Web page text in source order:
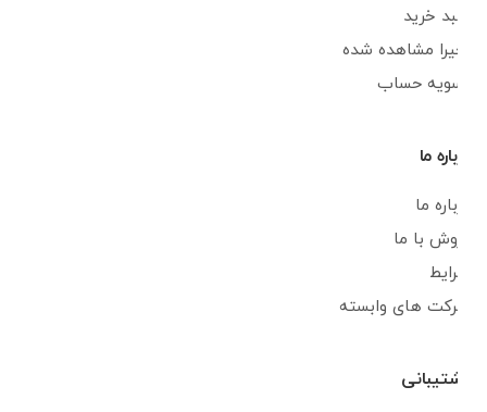
سبد خرید
اخیرا مشاهده شده
تسویه حساب
درباره ما
درباره ما
فروش با ما
شرایط
شرکت های وابسته
پشتیبانی